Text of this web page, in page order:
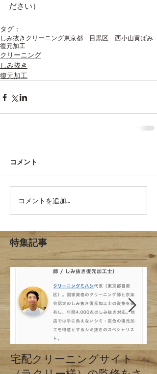
ださい）
タグ：
しみ抜き クリーニング東京都 目黒区 西小山黄ばみ
復元加工
クリーニング
しみ抜き
復元加工
コメント
コメントを追加…
特集記事
宅配クリーニングサイト